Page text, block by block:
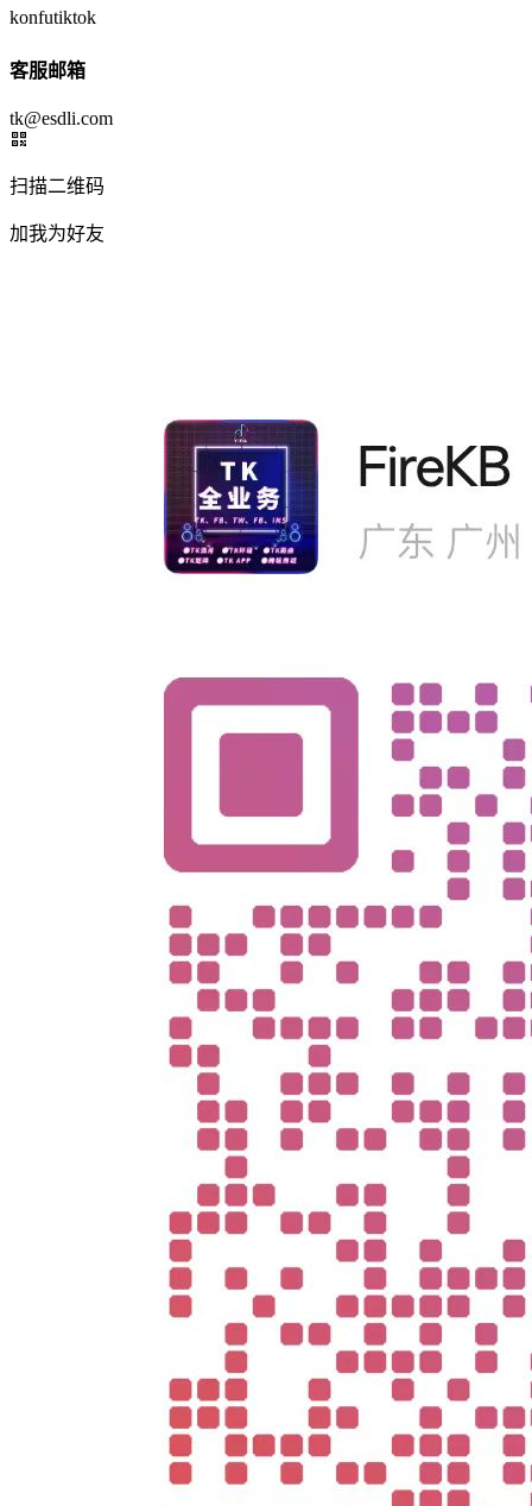
konfutiktok
客服邮箱
tk@esdli.com
扫描二维码
加我为好友